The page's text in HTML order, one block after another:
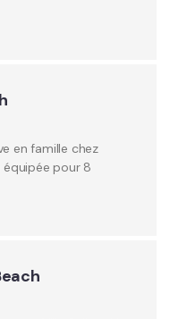
en famille chez
équipée pour 8